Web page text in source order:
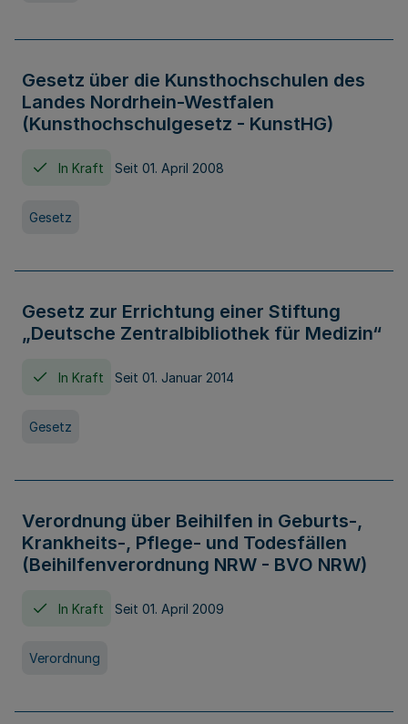
Gesetz über die Kunsthochschulen des
Landes Nordrhein-Westfalen
(Kunsthochschulgesetz - KunstHG)
In Kraft Seit 01. April 2008
Gesetz
Gesetz zur Errichtung einer Stiftung
„Deutsche Zentralbibliothek für Medizin“
In Kraft Seit 01. Januar 2014
Gesetz
Verordnung über Beihilfen in Geburts-,
Krankheits-, Pflege- und Todesfällen
(Beihilfenverordnung NRW - BVO NRW)
In Kraft Seit 01. April 2009
Verordnung